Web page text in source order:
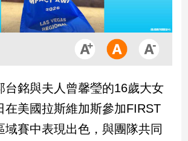
台銘與夫人曾馨瑩的16歲大女
在美國拉斯維加斯參加FIRST
域賽中表現出色，與團隊共同